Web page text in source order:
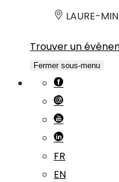
LAURE-
Trouver un
Fermer sous-menu
FR
EN